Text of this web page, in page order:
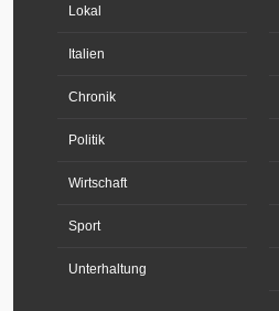
Lokal
Italien
Chronik
Politik
Wirtschaft
Sport
Unterhaltung